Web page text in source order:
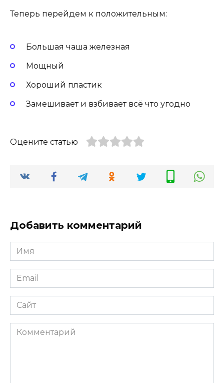
Теперь перейдем к положительным:
Большая чаша железная
Мощный
Хороший пластик
Замешивает и взбивает всё что угодно
Оцените статью
Добавить комментарий
Имя
Email
Сайт
Комментарий